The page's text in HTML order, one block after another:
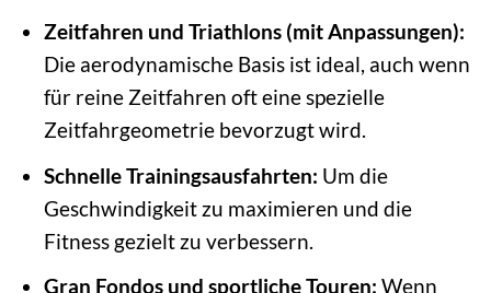
Zeitfahren und Triathlons (mit Anpassungen):
Die aerodynamische Basis ist ideal, auch wenn
für reine Zeitfahren oft eine spezielle
Zeitfahrgeometrie bevorzugt wird.
Schnelle Trainingsausfahrten: Um die
Geschwindigkeit zu maximieren und die
Fitness gezielt zu verbessern.
Gran Fondos und sportliche Touren: Wenn